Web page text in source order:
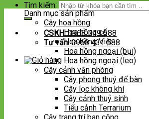
Tìm kiếm:
CSKH:0968 749 588
Tư vấn:0968 431 588
Danh mục sản phẩm
Cây hoa hồng
Hoa hồng cổ
Hoa hồng Việt
Hoa hồng ngoại (bụi)
Hoa hồng ngoại (leo)
Cây cảnh văn phòng
Cây phong thuỷ để bàn
Cây lọc không khí
Cây cảnh thuỷ sinh
Tiểu cảnh Terrarium